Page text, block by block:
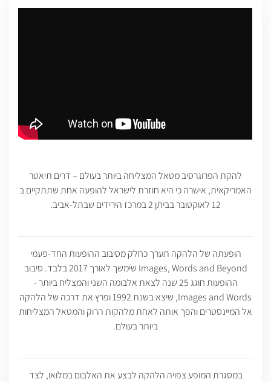
להקת הפרוגרסיב מטאל המצליחה ביותר בעולם – דרים תיאטר
האמריקאית, אישרה כי היא חוזרת לישראל להופעה אחת שתתקיים ב
12 לאוקטובר בביתן 2 במרכז הירידים שבתל-אביב.
הופעתה של הלהקה תערך כחלק מסיבוב ההופעות החד-פעמי
Images, Words and Beyond שימשך לאורך 2017 בלבד. סיבוב
ההופעות חוגג 25 שנה לצאת אלבומה השני והמצליח ביותר -
Images and Words, שיצא בשנת 1992 ופרץ את דרכה של הלהקה
אל המיינסטרים והפך אותה לאחת מלהקות הרוק והמטאל המצליחות
ביותר בעולם.
במסגרת המופע צפויה הלהקה לבצע את האלבום במלואו, לצד